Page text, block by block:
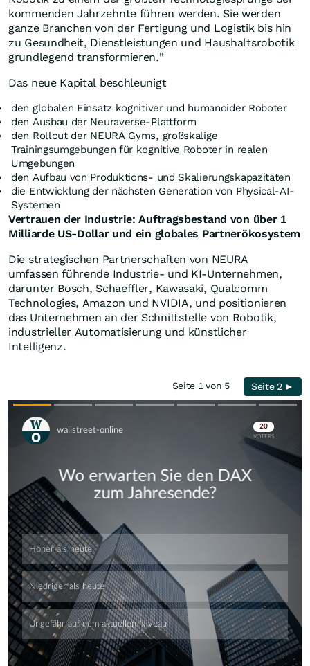
kommenden Jahrzehnte führen werden. Sie werden
ganze Branchen von der Fertigung und Logistik bis hin
zu Gesundheit, Dienstleistungen und Haushaltsrobotik
grundlegend transformieren.”
Das neue Kapital beschleunigt
den globalen Einsatz kognitiver und humanoider Roboter
den Ausbau der Neuraverse-Plattform
den Rollout der NEURA Gyms, großskalige
Trainingsumgebungen für kognitive Roboter in realen
Umgebungen
den Aufbau von Produktions- und Skalierungskapazitäten
die Entwicklung der nächsten Generation von Physical-AI-
Systemen
Vertrauen der Industrie: Auftragsbestand von über 1
Milliarde US-Dollar und ein globales Partnerökosystem
Die strategischen Partnerschaften von NEURA
umfassen führende Industrie- und KI-Unternehmen,
darunter Bosch, Schaeffler, Kawasaki, Qualcomm
Technologies, Amazon und NVIDIA, und positionieren
das Unternehmen an der Schnittstelle von Robotik,
industrieller Automatisierung und künstlicher
Intelligenz.
Seite 1 von 5 Seite 2 ►
Skip
Skip